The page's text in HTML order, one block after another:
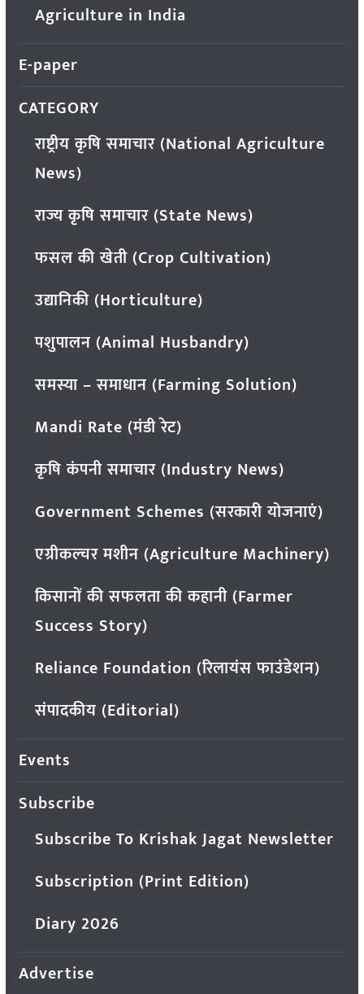
Agriculture in India
E-paper
CATEGORY
राष्ट्रीय कृषि समाचार (National Agriculture
News)
राज्य कृषि समाचार (State News)
फसल की खेती (Crop Cultivation)
उद्यानिकी (Horticulture)
पशुपालन (Animal Husbandry)
समस्या – समाधान (Farming Solution)
Mandi Rate (मंडी रेट)
कृषि कंपनी समाचार (Industry News)
Government Schemes (सरकारी योजनाएं)
एग्रीकल्चर मशीन (Agriculture Machinery)
किसानों की सफलता की कहानी (Farmer
Success Story)
Reliance Foundation (रिलायंस फाउंडेशन)
संपादकीय (Editorial)
Events
Subscribe
Subscribe To Krishak Jagat Newsletter
Subscription (Print Edition)
Diary 2026
Advertise